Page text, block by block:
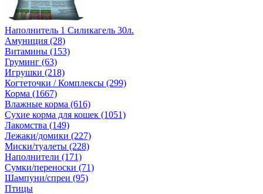
Наполнитель 1 Силикагель 30л.
Амуниция (28)
Витамины (153)
Груминг (63)
Игрушки (218)
Когтеточки / Комплексы (299)
Корма (1667)
Влажные корма (616)
Сухие корма для кошек (1051)
Лакомства (149)
Лежаки/домики (227)
Миски/туалеты (228)
Наполнители (171)
Сумки/переноски (71)
Шампуни/спреи (95)
Птицы